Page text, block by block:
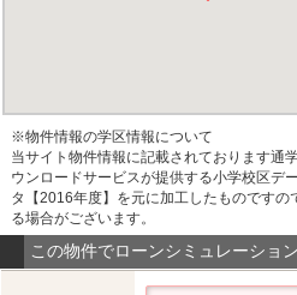
※物件情報の学区情報について
当サイト物件情報に記載されております通
ウンロードサービスが提供する小学校区デ
タ【2016年度】を元に加工したものですの
る場合がございます。
この物件でローンシミュレーショ